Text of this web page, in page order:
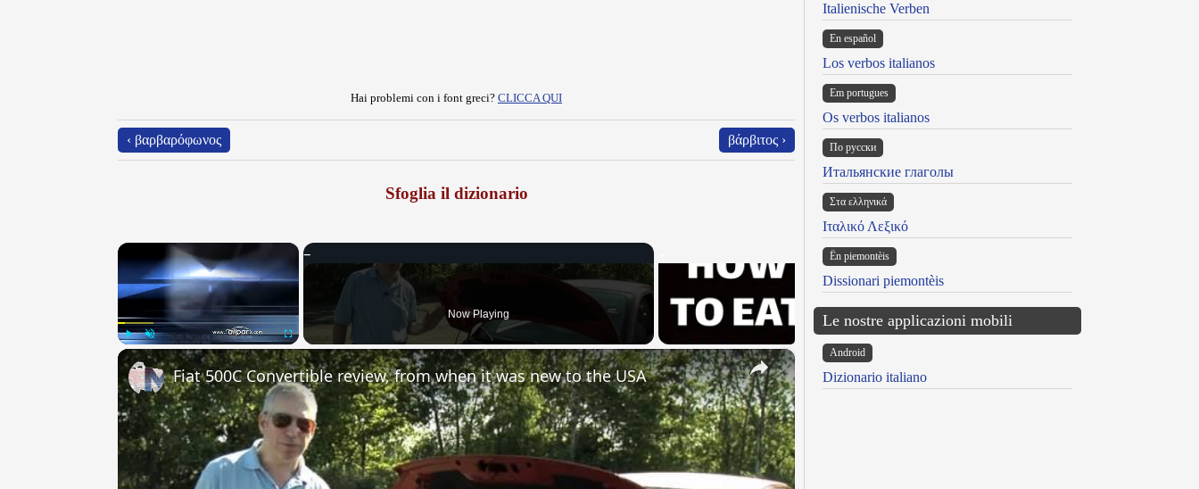
Hai problemi con i font greci? CLICCA QUI
‹ βαρβαρόφωνος βάρβιτος ›
Sfoglia il dizionario
×
Play Unmute Fullscreen
Now Playing
×
Fiat 500C Convertible review, from when it was new to the USA
Italienische Verben
En español
Los verbos italianos
Em portugues
Os verbos italianos
По русски
Итальянские глаголы
Στα ελληνικά
Ιταλικό Λεξικό
Ën piemontèis
Dissionari piemontèis
Le nostre applicazioni mobili
Android
Dizionario italiano